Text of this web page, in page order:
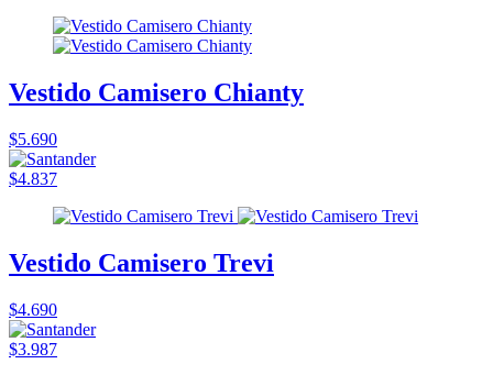
Vestido Camisero Chianty
$5.690
$4.837
Vestido Camisero Trevi
$4.690
$3.987